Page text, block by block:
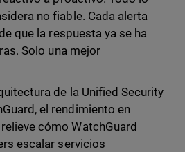
no fiable. Cada alerta
que la respuesta ya se ha
Solo una mejor
de la Unified Security
el rendimiento en
cómo WatchGuard
escalar servicios